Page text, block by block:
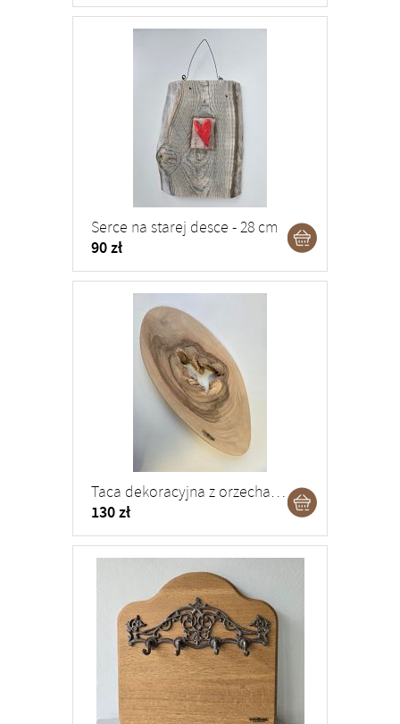
Serce na starej desce - 28 cm
90 zł
Taca dekoracyjna z orzecha włoskiego
130 zł